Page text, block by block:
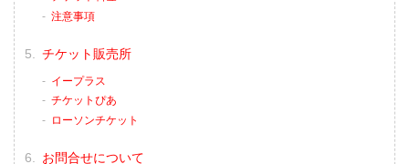
注意事項
チケット販売所
イープラス
チケットぴあ
ローソンチケット
お問合せについて